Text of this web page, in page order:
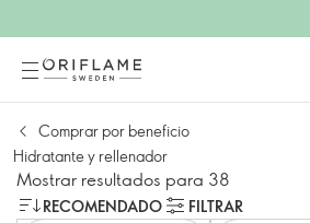
Comprar por beneficio
Hidratante y rellenador
Mostrar resultados para 38
RECOMENDADO
FILTRAR